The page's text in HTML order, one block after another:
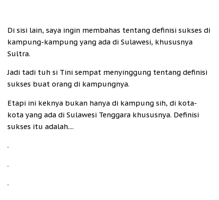
Di sisi lain, saya ingin membahas tentang definisi sukses di
kampung-kampung yang ada di Sulawesi, khususnya
Sultra.
Jadi tadi tuh si Tini sempat menyinggung tentang definisi
sukses buat orang di kampungnya.
Etapi ini keknya bukan hanya di kampung sih, di kota-
kota yang ada di Sulawesi Tenggara khususnya. Definisi
sukses itu adalah....
.
.
.